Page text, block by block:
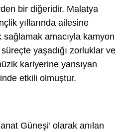
bir diğeridir. Malatya
yıllarında ailesine
amacıyla kamyon
yaşadığı zorluklar ve
kariyerine yansıyan
etkili olmuştur.
Güneşi’ olarak anılan